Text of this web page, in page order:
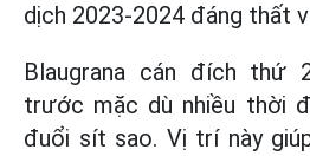
dịch 2023-2024 đáng thất
Blaugrana cán đích thứ
trước mặc dù nhiều thời
đuổi sít sao. Vị trí này